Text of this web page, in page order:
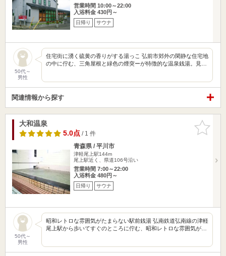
営業時間 10:00～22:00
入浴料金 430円～
日帰り サウナ
50代～
男性
住宅街に湧く硫黄の香りがする湯っこ 弘前市郊外の閑静な住宅地
の中に佇む、三角屋根と緑色の煙突ーが特徴的な温泉銭湯。見…
関連情報から探す
お気に入
りに追加
大和温泉
5.0点/ 1 件
青森県 / 平川市
津軽尾上駅144m
尾上駅近く、県道106号沿い
営業時間 7:00～22:00
入浴料金 480円～
日帰り サウナ
50代～
男性
昭和レトロな雰囲気がたまらない駅前銭湯 弘南鉄道弘南線の津軽
尾上駅から歩いてすぐのところに佇む、昭和レトロな雰囲気が…